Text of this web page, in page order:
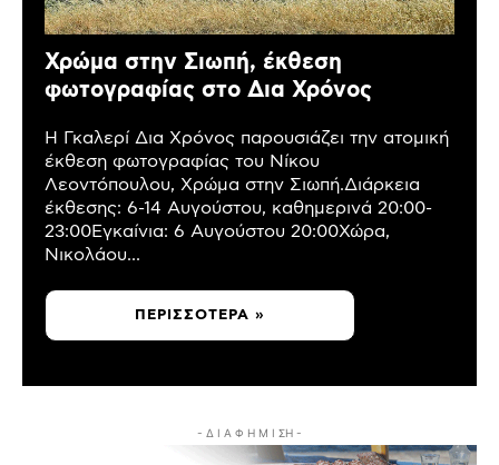
Χρώμα στην Σιωπή, έκθεση
φωτογραφίας στο Δια Χρόνος
Η Γκαλερί Δια Χρόνος παρουσιάζει την ατομική
έκθεση φωτογραφίας του Νίκου
Λεοντόπουλου, Χρώμα στην Σιωπή.Διάρκεια
έκθεσης: 6-14 Αυγούστου, καθημερινά 20:00-
23:00Εγκαίνια: 6 Αυγούστου 20:00Χώρα,
Νικολάου...
ΠΕΡΙΣΣΌΤΕΡΑ »
- Δ Ι Α Φ Η Μ Ι ΣΗ -